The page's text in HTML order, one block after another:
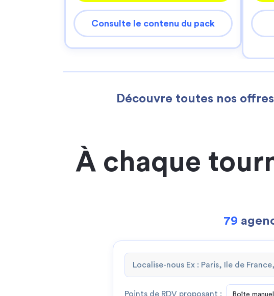
Consulte le contenu du pack
Découvre toutes nos offres
À chaque
79
Points de RDV proposant : Boîte